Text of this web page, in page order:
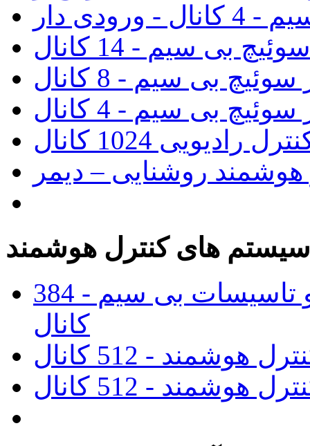
دار
بی سیم - 14 کانال
بی سیم - 8 کانال
بی سیم - 4 کانال
1024 کانال
هوشمند روشنایی – دیمر
سیستم های کنترل هوشمند
پنل مرکزی کنترل روشنایی و تاسیسات بی سیم - 384
کانال